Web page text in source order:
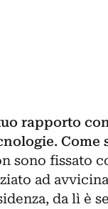
rapporto
Come
sono fissato
ad
da lì è